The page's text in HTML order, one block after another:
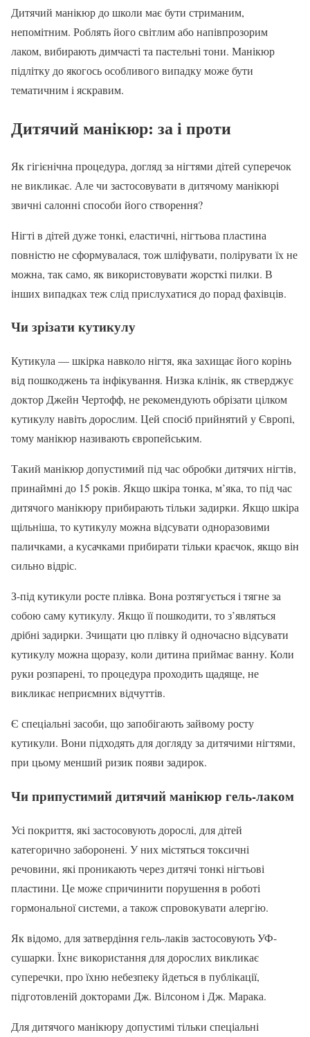
Дитячий манікюр до школи має бути стриманим,
непомітним. Роблять його світлим або напівпрозорим
лаком, вибирають димчасті та пастельні тони. Манікюр
підлітку до якогось особливого випадку може бути
тематичним і яскравим.
Дитячий манікюр: за і проти
Як гігієнічна процедура, догляд за нігтями дітей суперечок
не викликає. Але чи застосовувати в дитячому манікюрі
звичні салонні способи його створення?
Нігті в дітей дуже тонкі, еластичні, нігтьова пластина
повністю не сформувалася, тож шліфувати, полірувати їх не
можна, так само, як використовувати жорсткі пилки. В
інших випадках теж слід прислухатися до порад фахівців.
Чи зрізати кутикулу
Кутикула — шкірка навколо нігтя, яка захищає його корінь
від пошкоджень та інфікування. Низка клінік, як стверджує
доктор Джейн Чертофф, не рекомендують обрізати цілком
кутикулу навіть дорослим. Цей спосіб прийнятий у Європі,
тому манікюр називають європейським.
Такий манікюр допустимий під час обробки дитячих нігтів,
принаймні до 15 років. Якщо шкіра тонка, м’яка, то під час
дитячого манікюру прибирають тільки задирки. Якщо шкіра
щільніша, то кутикулу можна відсувати одноразовими
паличками, а кусачками прибирати тільки краєчок, якщо він
сильно відріс.
З-під кутикули росте плівка. Вона розтягується і тягне за
собою саму кутикулу. Якщо її пошкодити, то з’являться
дрібні задирки. Зчищати цю плівку й одночасно відсувати
кутикулу можна щоразу, коли дитина приймає ванну. Коли
руки розпарені, то процедура проходить щадяще, не
викликає неприємних відчуттів.
Є спеціальні засоби, що запобігають зайвому росту
кутикули. Вони підходять для догляду за дитячими нігтями,
при цьому менший ризик появи задирок.
Чи припустимий дитячий манікюр гель-лаком
Усі покриття, які застосовують дорослі, для дітей
категорично заборонені. У них містяться токсичні
речовини, які проникають через дитячі тонкі нігтьові
пластини. Це може спричинити порушення в роботі
гормональної системи, а також спровокувати алергію.
Як відомо, для затвердіння гель-лаків застосовують УФ-
сушарки. Їхнє використання для дорослих викликає
суперечки, про їхню небезпеку йдеться в публікації,
підготовленій докторами Дж. Вілсоном і Дж. Марака.
Для дитячого манікюру допустимі тільки спеціальні